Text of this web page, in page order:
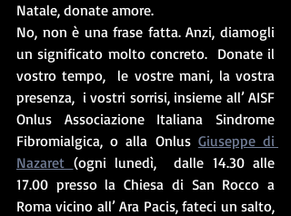
Natale, donate amore.
No, non è una frase fatta. Anzi, diamogli
un significato molto concreto.  Donate il
vostro tempo,  le vostre mani, la vostra
presenza,  i vostri sorrisi, insieme all’ AISF
Onlus Associazione Italiana Sindrome
Fibromialgica, o alla Onlus Giuseppe di
Nazaret (ogni lunedì,  dalle 14.30 alle
17.00 presso la Chiesa di San Rocco a
Roma vicino all’ Ara Pacis, fateci un salto,